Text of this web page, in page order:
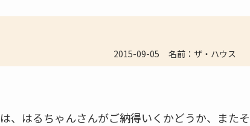
2015-09-05 名前：ザ・ハウス
、はるちゃんさんがご納得いくかどうか、またそ